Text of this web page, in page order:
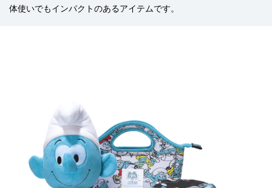
体使いでもインパクトのあるアイテムです。